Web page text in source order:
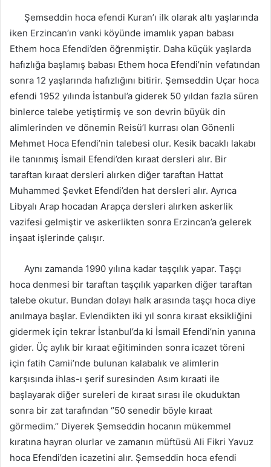
Şemseddin hoca efendi Kuran’ı ilk olarak altı yaşlarında
iken Erzincan’ın vanki köyünde imamlık yapan babası
Ethem hoca Efendi’den öğrenmiştir. Daha küçük yaşlarda
hafızlığa başlamış babası Ethem hoca Efendi’nin vefatından
sonra 12 yaşlarında hafızlığını bitirir. Şemseddin Uçar hoca
efendi 1952 yılında İstanbul’a giderek 50 yıldan fazla süren
binlerce talebe yetiştirmiş ve son devrin büyük din
alimlerinden ve dönemin Reisü’l kurrası olan Gönenli
Mehmet Hoca Efendi’nin talebesi olur. Kesik bacaklı lakabı
ile tanınmış İsmail Efendi’den kıraat dersleri alır. Bir
taraftan kıraat dersleri alırken diğer taraftan Hattat
Muhammed Şevket Efendi’den hat dersleri alır. Ayrıca
Libyalı Arap hocadan Arapça dersleri alırken askerlik
vazifesi gelmiştir ve askerlikten sonra Erzincan’a gelerek
inşaat işlerinde çalışır.
Aynı zamanda 1990 yılına kadar taşçılık yapar. Taşçı
hoca denmesi bir taraftan taşçılık yaparken diğer taraftan
talebe okutur. Bundan dolayı halk arasında taşçı hoca diye
anılmaya başlar. Evlendikten iki yıl sonra kıraat eksikliğini
gidermek için tekrar İstanbul’da ki İsmail Efendi’nin yanına
gider. Üç aylık bir kıraat eğitiminden sonra icazet töreni
için fatih Camii’nde bulunan kalabalık ve alimlerin
karşısında ihlas-ı şerif suresinden Asım kıraati ile
başlayarak diğer sureleri de kıraat sırası ile okuduktan
sonra bir zat tarafından ‘’50 senedir böyle kıraat
görmedim.’’ Diyerek Şemseddin hocanın mükemmel
kıratına hayran olurlar ve zamanın müftüsü Ali Fikri Yavuz
hoca Efendi’den icazetini alır. Şemseddin hoca efendi